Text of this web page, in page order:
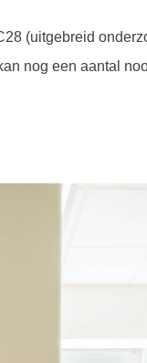
(uitgebreid
nog een aantal